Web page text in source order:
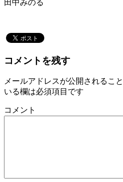
田中みのる
コメントを残す
メールアドレスが公開されるこ
いる欄は必須項目です
コメント